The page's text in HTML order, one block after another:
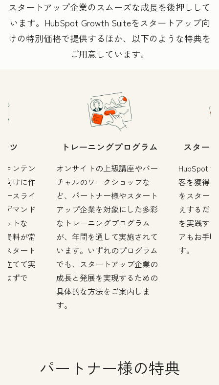
スタートアップ企業のスムーズな成長を後押しして
います。HubSpot Growth Suiteをスタートアップ向
けの特別価格で提供するほか、以下のような特典を
ご用意しています。
ツ
コンテン
向けに作
ースライ
デマンド
ットな
資料が常
スタート
立てて実
はずで
トレーニングプログラム
オンサイトの上級講座やバー
チャルのワークショップな
ど、パートナー様やスタート
アップ企業を対象にした多彩
なトレーニングプログラム
が、年間を通して実施されて
います。いずれのプログラム
でも、スタートアップ企業の
成長と発展を実現するための
具体的な方法をご案内しま
す。
スター
HubSpot
客を獲得
をスター
えするだ
を実践す
アもお手
す。
パートナー様の特典